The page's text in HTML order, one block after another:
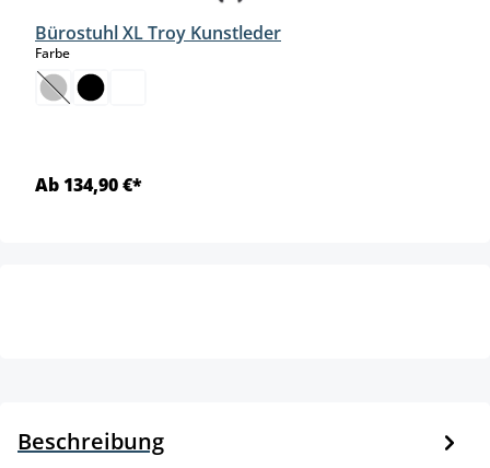
Bürostuhl XL Troy Kunstleder
Farbeauswählen
(Diese Option ist zurzeit nicht verfügbar.)
Ab 134,90 €*
Beschreibung